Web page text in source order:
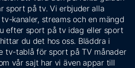
sport på tv. Vi erbjuder alla
kanaler, streams och en mängd
efter sport på tv idag eller sport
du det hos oss. Bläddra i
tv-tablå för sport på TV månader
vår sajt har vi även appar till